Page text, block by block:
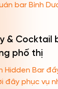
bar Bình
&
phố thị
Hidden Bar
đây phục vụ